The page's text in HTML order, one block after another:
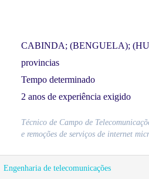
CABINDA; (BENGUELA);
provincias
Tempo determinado
2 anos de experiência exigido
Técnico de Campo de
e remoções de serviços de internet
Engenharia de telecomunicações